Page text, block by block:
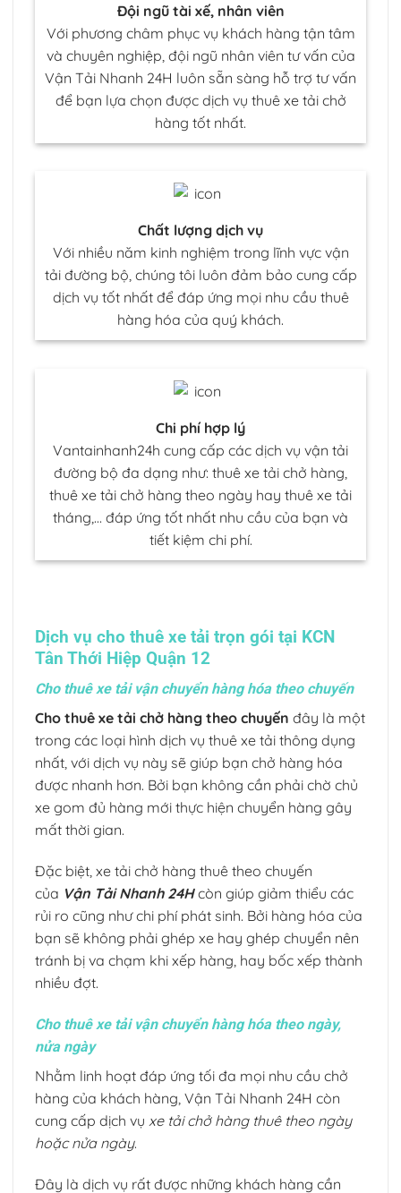
Đội ngũ tài xế, nhân viên
Với phương châm phục vụ khách hàng tận tâm
và chuyên nghiệp, đội ngũ nhân viên tư vấn của
Vận Tải Nhanh 24H luôn sẵn sàng hỗ trợ tư vấn
để bạn lựa chọn được dịch vụ thuê xe tải chở
hàng tốt nhất.
Chất lượng dịch vụ
Với nhiều năm kinh nghiệm trong lĩnh vực vận
tải đường bộ, chúng tôi luôn đảm bảo cung cấp
dịch vụ tốt nhất để đáp ứng mọi nhu cầu thuê
hàng hóa của quý khách.
Chi phí hợp lý
Vantainhanh24h cung cấp các dịch vụ vận tải
đường bộ đa dạng như: thuê xe tải chở hàng,
thuê xe tải chở hàng theo ngày hay thuê xe tải
tháng,… đáp ứng tốt nhất nhu cầu của bạn và
tiết kiệm chi phí.
Dịch vụ cho thuê xe tải trọn gói tại KCN
Tân Thới Hiệp Quận 12
Cho thuê xe tải vận chuyển hàng hóa theo chuyến
Cho thuê xe tải chở hàng theo chuyến đây là một
trong các loại hình dịch vụ thuê xe tải thông dụng
nhất, với dịch vụ này sẽ giúp bạn chở hàng hóa
được nhanh hơn. Bởi bạn không cần phải chờ chủ
xe gom đủ hàng mới thực hiện chuyển hàng gây
mất thời gian.
Đặc biệt, xe tải chở hàng thuê theo chuyến
của Vận Tải Nhanh 24Hcòn giúp giảm thiểu các
rủi ro cũng như chi phí phát sinh. Bởi hàng hóa của
bạn sẽ không phải ghép xe hay ghép chuyển nên
tránh bị va chạm khi xếp hàng, hay bốc xếp thành
nhiều đợt.
Cho thuê xe tải vận chuyển hàng hóa theo ngày,
nửa ngày
Nhằm linh hoạt đáp ứng tối đa mọi nhu cầu chở
hàng của khách hàng, Vận Tải Nhanh 24H còn
cung cấp dịch vụ xe tải chở hàng thuê theo ngày
hoặc nửa ngày.
Đây là dịch vụ rất được những khách hàng cần